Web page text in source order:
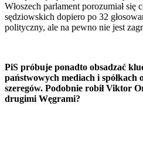
Włoszech parlament porozumiał
sędziowskich dopiero po 32
polityczny, ale na pewno nie jest
PiS próbuje ponadto obsadzać
państwowych mediach i spółkach
szeregów. Podobnie robił Viktor
drugimi Węgrami?